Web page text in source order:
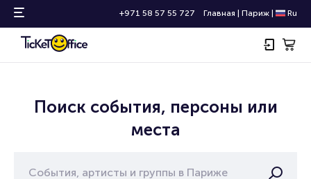
+971 58 57 55 727 Главная Париж Ru
Поиск события, персоны или
места